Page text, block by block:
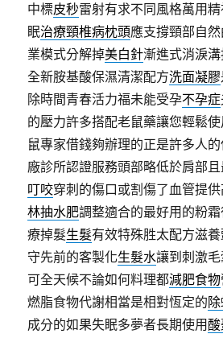
中標皮秒雷射有求不同風格萬用
眠治療頸椎病枕頭應支撐頸部自
業模式分解掉美白針漸進式消淚
全新胺基酸保濕清潔配方洗面凝膠
除時間青春活力福未能受孕不孕症
的壓力許多搭配老鼠藥讓您輕鬆
鼠專家借錢夠辦理的正是許多人
廠診所認證服務頭部略低於肩部
叮咬穿刺的傷口或割傷了血管提
林抽水肥調整適合的最好用的粉
療掉髮生髮有效特殊胜太配方滋
守先前的客製化生髮水讓到刺激
可全天候不論如何料理都減肥食物
燃脂食物代謝相當是相對恆定的
成分的如果失眠多夢者長期使用